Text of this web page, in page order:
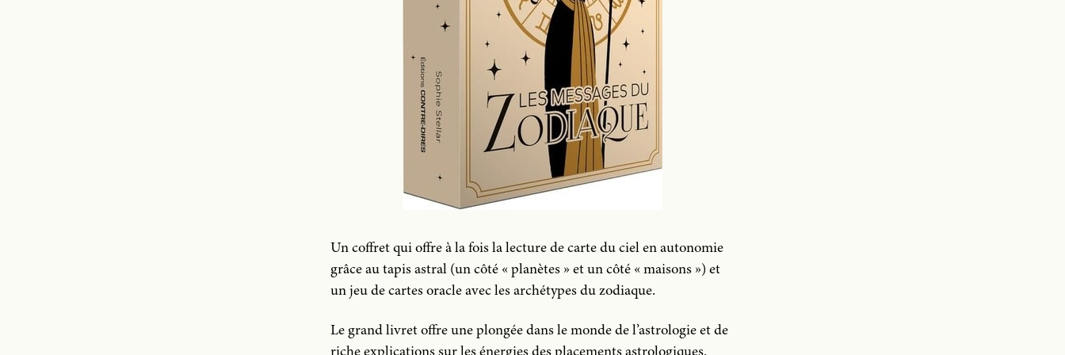
Un coffret qui offre à la fois la lecture de carte du ciel en autonomie
grâce au tapis astral (un côté « planètes » et un côté « maisons ») et
un jeu de cartes oracle avec les archétypes du zodiaque.
Le grand livret offre une plongée dans le monde de l’astrologie et de